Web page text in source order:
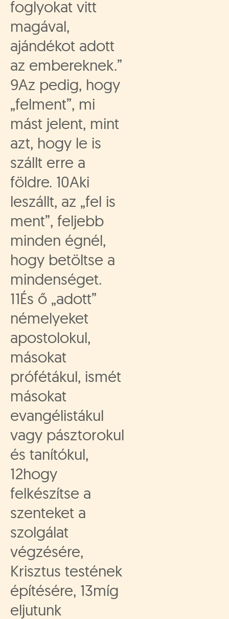
foglyokat vitt
magával,
ajándékot adott
az embereknek.”
9Az pedig, hogy
„felment”, mi
mást jelent, mint
azt, hogy le is
szállt erre a
földre. 10Aki
leszállt, az „fel is
ment”, feljebb
minden égnél,
hogy betöltse a
mindenséget.
11És ő „adott”
némelyeket
apostolokul,
másokat
prófétákul, ismét
másokat
evangélistákul
vagy pásztorokul
és tanítókul,
12hogy
felkészítse a
szenteket a
szolgálat
végzésére,
Krisztus testének
építésére, 13míg
eljutunk